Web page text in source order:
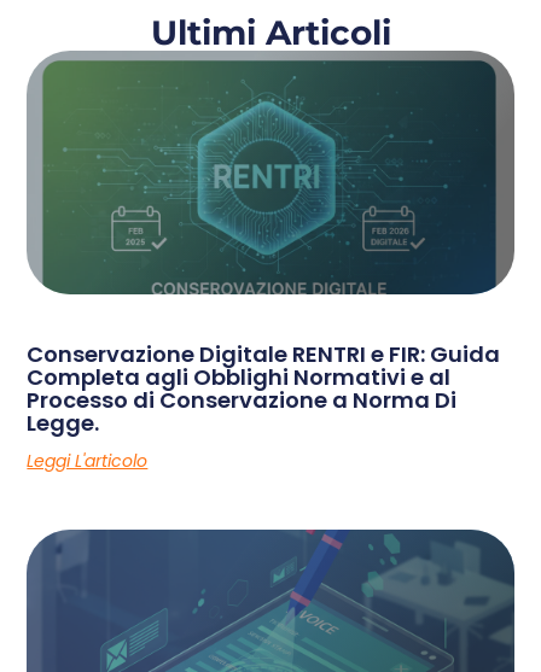
Ultimi Articoli
Conservazione Digitale RENTRI e FIR: Guida
Completa agli Obblighi Normativi e al
Processo di Conservazione a Norma Di
Legge.
Leggi L'articolo